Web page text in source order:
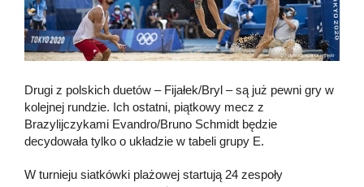
Drugi z polskich duetów – Fijałek/Bryl – są już pewni gry w
kolejnej rundzie. Ich ostatni, piątkowy mecz z
Brazylijczykami Evandro/Bruno Schmidt będzie
decydowała tylko o układzie w tabeli grupy E.
W turnieju siatkówki plażowej startują 24 zespoły